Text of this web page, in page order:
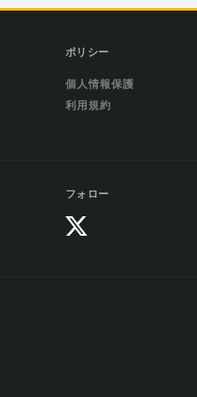
ポリシー
個人情報保護
利用規約
フォロー